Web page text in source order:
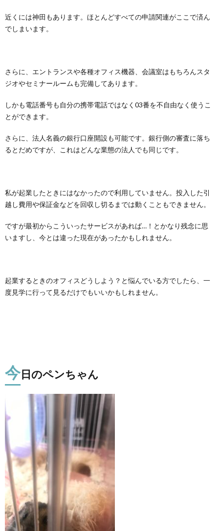
近くには神田もあります。ほとんどすべての申請関連がここで済ん
でしまいます。
さらに、エントランスや各種オフィス機器、会議室はもちろんスタ
ジオやセミナールームも完備してあります。
しかも電話番号も自分の携帯電話ではなく03番を不自由なく使うこ
とができます。
さらに、法人名義の銀行口座開設も可能です。銀行側の審査に落ち
るとだめですが、これはどんな業態の法人でも同じです。
私が起業したときにはなかったので利用していません。投入した引
越し費用や保証金などを回収し切るまでは動くこともできません。
ですが最初からこういったサービスがあれば…！とかなり残念に思
いますし、今とは違った現在があったかもしれません。
起業するときのオフィスどうしよう？と悩んでいる方でしたら、一
度見学に行って見るだけでもいいかもしれません。
今日のペンちゃん